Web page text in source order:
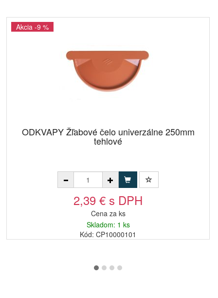
Akcia -9 %
ODKVAPY Žľabové čelo univerzálne 250mm
tehlové
2,39 € s DPH
Cena za ks
Skladom: 1 ks
Kód: CP10000101